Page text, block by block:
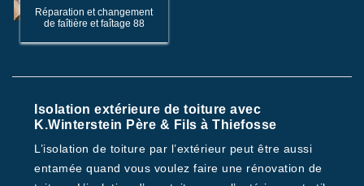
Réparation et changement
de faîtière et faîtage 88
Isolation extérieure de toiture avec
K.Winterstein Père & Fils à Thiefosse
L’isolation de toiture par l’extérieur peut être aussi
entamée quand vous voulez faire une rénovation de